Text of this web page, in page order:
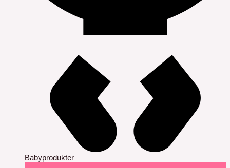
Babyprodukter